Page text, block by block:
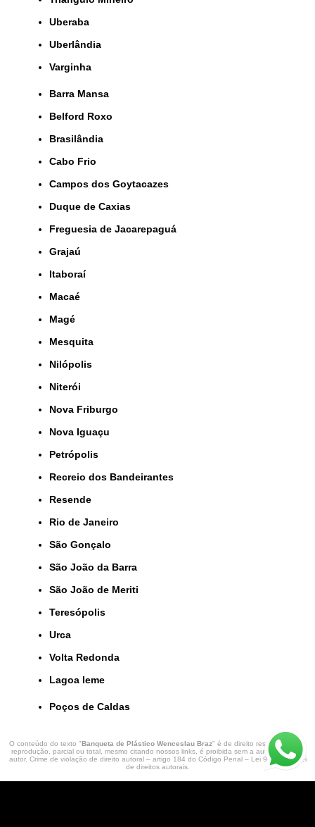
Uberaba
Uberlândia
Varginha
Barra Mansa
Belford Roxo
Brasilândia
Cabo Frio
Campos dos Goytacazes
Duque de Caxias
Freguesia de Jacarepaguá
Grajaú
Itaboraí
Macaé
Magé
Mesquita
Nilópolis
Niterói
Nova Friburgo
Nova Iguaçu
Petrópolis
Recreio dos Bandeirantes
Resende
Rio de Janeiro
São Gonçalo
São João da Barra
São João de Meriti
Teresópolis
Urca
Volta Redonda
lagoa leme
Poços de Caldas
O conteúdo do texto "Banqueta de Plástico Wenceslau Braz" é de direito reservado. Sua
reprodução, parcial ou total, mesmo citando nossos links, é proibida sem a autorização do
autor. Crime de violação de direito autoral – artigo 184 do Código Penal – Lei 9610/98 - Lei
de direitos autorais.